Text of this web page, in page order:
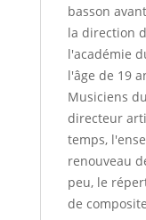
basson
la direction
l'académie
l'âge de 19
Musiciens
directeur
temps,
renouveau
peu, le
de